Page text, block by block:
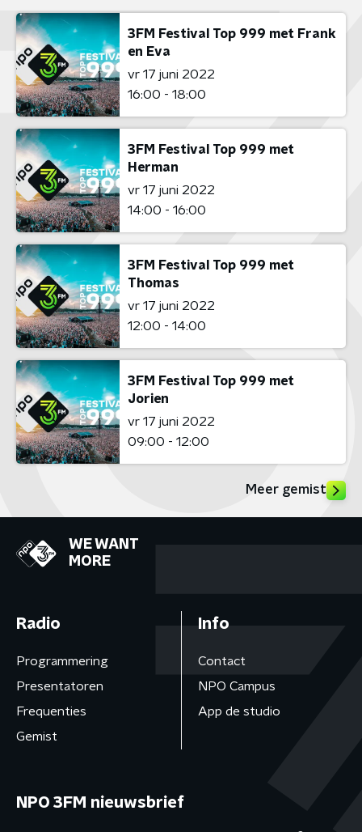
3FM Festival Top 999 met Frank
en Eva
vr 17 juni 2022
16:00 - 18:00
3FM Festival Top 999 met
Herman
vr 17 juni 2022
14:00 - 16:00
3FM Festival Top 999 met
Thomas
vr 17 juni 2022
12:00 - 14:00
3FM Festival Top 999 met
Jorien
vr 17 juni 2022
09:00 - 12:00
Meer gemist
WE WANT
MORE
Radio
Programmering
Presentatoren
Frequenties
Gemist
Info
Contact
NPO Campus
App de studio
NPO 3FM nieuwsbrief